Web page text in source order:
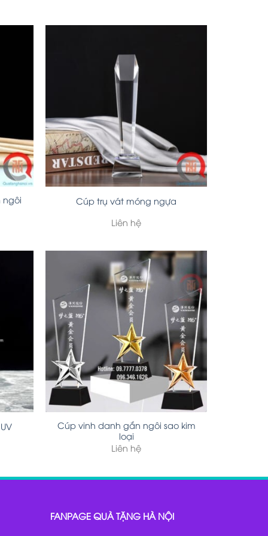
ngôi
Cúp trụ vát móng ngựa
Liên hệ
Cúp vinh danh gắn ngôi sao kim
loại
Liên hệ
FANPAGE QUÀ TẶNG HÀ NỘI